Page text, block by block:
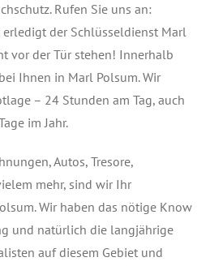
Rufen Sie uns an:
erledigt der Schlüsseldienst Marl
vor der Tür stehen! Innerhalb
Ihnen in Marl Polsum. Wir
– 24 Stunden am Tag, auch
im Jahr.
Autos, Tresore,
mehr, sind wir Ihr
Wir haben das nötige Know
und natürlich die langjährige
auf diesem Gebiet und